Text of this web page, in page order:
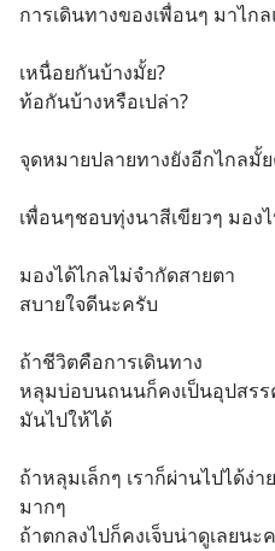
การเดินทางของเพื่อนๆ มาไก
เหนื่อยกันบ้างมั้ย?
ท้อกันบ้างหรือเปล่า?
จุดหมายปลายทางยังอีกไกลมั้
เพื่อนๆชอบทุ่งนาสีเขียวๆ มอง
มองได้ไกลไม่จำกัดสายตา
สบายใจดีนะครับ
ถ้าชีวิตคือการเดินทาง
หลุมบ่อบนถนนก็คงเป็นอุปสร
มันไปให้ได้
ถ้าหลุมเล็กๆ เราก็ผ่านไปได้ง่
มากๆ
ถ้าตกลงไปก็คงเจ็บน่าดูเลยนะ